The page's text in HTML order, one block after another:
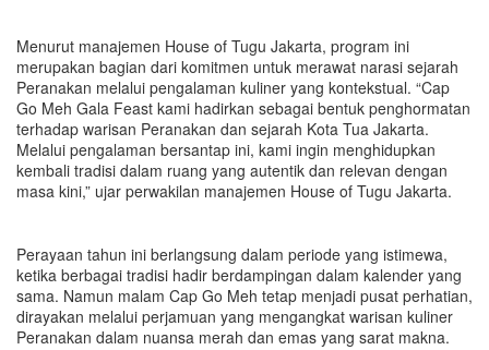
Menurut manajemen House of Tugu Jakarta, program ini
merupakan bagian dari komitmen untuk merawat narasi sejarah
Peranakan melalui pengalaman kuliner yang kontekstual. “Cap
Go Meh Gala Feast kami hadirkan sebagai bentuk penghormatan
terhadap warisan Peranakan dan sejarah Kota Tua Jakarta.
Melalui pengalaman bersantap ini, kami ingin menghidupkan
kembali tradisi dalam ruang yang autentik dan relevan dengan
masa kini,” ujar perwakilan manajemen House of Tugu Jakarta.
Perayaan tahun ini berlangsung dalam periode yang istimewa,
ketika berbagai tradisi hadir berdampingan dalam kalender yang
sama. Namun malam Cap Go Meh tetap menjadi pusat perhatian,
dirayakan melalui perjamuan yang mengangkat warisan kuliner
Peranakan dalam nuansa merah dan emas yang sarat makna.